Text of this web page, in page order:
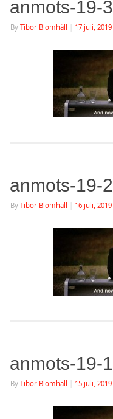
anmots-19-3
By Tibor Blomhäll 17 juli, 2019
anmots-19-2
By Tibor Blomhäll 16 juli, 2019
anmots-19-1
By Tibor Blomhäll 15 juli, 2019